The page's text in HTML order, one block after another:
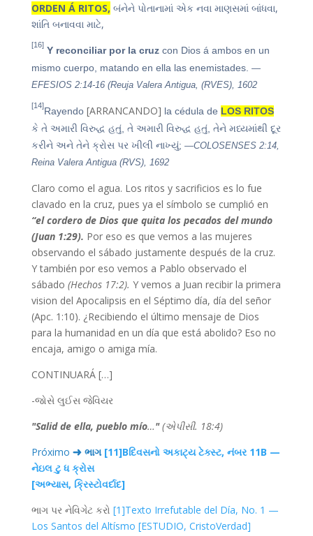
ORDEN Á RITOS, બંનેને પોતાનામાં એક નવા માણસમાં બાંધવા,
શાંતિ બનાવવા માટે,
[16] Y reconciliar por la cruzcon Dios á ambos en un
mismo cuerpo, matando en ella las enemistades. —
EFESIOS 2:14-16 (Reuja Valera Antigua, (RVES), 1602
[14]Rayendo [ARRANCANDO] la cédula de LOS RITOS
કે તે અમારી વિરુદ્ધ હતું, તે અમારી વિરુદ્ધ હતું, તેને મધ્યમાંથી દૂર
કરીને અને તેને ક્રોસ પર ખીલી નાખ્યું; —COLOSENSES 2:14,
Reina Valera Antigua (RVS), 1692
Claro como el agua. Los ritos y sacrificios es lo fue
clavado en la cruz, pues ya el símbolo se cumplió en
“el cordero de Dios que quita los pecados del mundo
(Juan 1:29). Por eso es que vemos a las mujeres
observando el sábado justamente después de la cruz.
Y también por eso vemos a Pablo observado el
sábado (Hechos 17:2). Y vemos a Juan recibir la primera
vision del Apocalipsis en el Séptimo día, día del señor
(Apc. 1:10). ¿Recibiendo el último mensaje de Dios
para la humanidad en un día que está abolido? Eso no
encaja, amigo o amiga mía.
CONTINUARÁ […]
-જોસે લુઈસ જેવિયર
"Salid de ella, pueblo mío…"(એપીસી. 18:4)
Próximo ➜ ભાગ [11]Bદિવસનો અકાટ્ય ટેક્સ્ટ, નંબર 11B —
નેઇલ ટુ ધ ક્રોસ
[અભ્યાસ, ક્રિસ્ટોવર્દાદ]
ભાગ પર નેવિગેટ કરો [1]Texto Irrefutable del Día, No. 1 —
Los Santos del Altísmo [ESTUDIO, CristoVerdad]